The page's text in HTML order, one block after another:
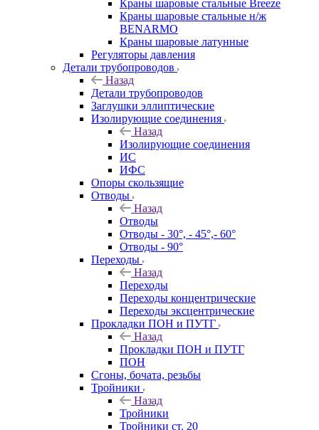
Краны шаровые стальные Breeze
Краны шаровые стальные н/ж
BENARMO
Краны шаровые латунные
Регуляторы давления
Детали трубопроводов
Назад
Детали трубопроводов
Заглушки эллиптические
Изолирующие соединения
Назад
Изолирующие соединения
ИС
ИФС
Опоры скользящие
Отводы
Назад
Отводы
Отводы - 30°, - 45°,- 60°
Отводы - 90°
Переходы
Назад
Переходы
Переходы концентрические
Переходы эксцентрические
Прокладки ПОН и ПУТГ
Назад
Прокладки ПОН и ПУТГ
ПОН
Сгоны, бочата, резьбы
Тройники
Назад
Тройники
Тройники ст. 20